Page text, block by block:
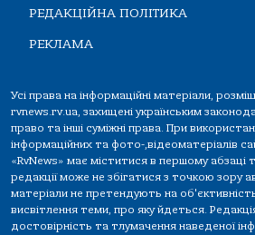
РЕДАКЦІЙНА ПОЛІТИКА
РЕКЛАМА
Усі права на інформаційні матеріали,
rvnews.rv.ua, захищені українським
право та інші суміжні права. При
інформаційних та фото-,відеоматеріалів
«RvNews» має міститися в першому абзаці
редакції може не збігатися з точкою зору
матеріали не претендують на
висвітлення теми, про яку йдеться.
достовірність та тлумачення наведеної